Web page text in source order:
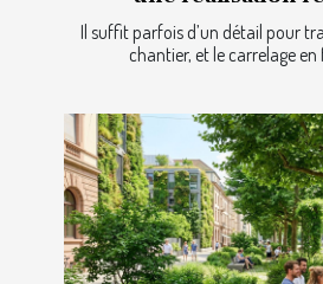
Il suffit parfois d’un détail pour
chantier, et le carrelage